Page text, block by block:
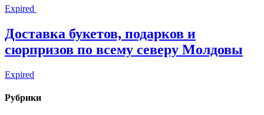
Expired
Доставка букетов, подарков и
сюрпризов по всему северу Молдовы
Expired
Рубрики